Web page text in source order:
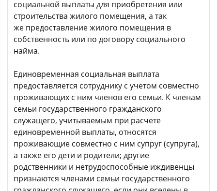
социальной выплаты для приобретения или
строительства жилого помещения, а так
же предоставление жилого помещения в
собственность или по договору социального
найма.
Единовременная социальная выплата
предоставляется сотруднику с учетом совместно
проживающих с ним членов его семьи. К членам
семьи государственного гражданского
служащего, учитываемым при расчете
единовременной выплаты, относятся
проживающие совместно с ним супруг (супруга),
а также его дети и родители; другие
родственники и нетрудоспособные иждивенцы
признаются членами семьи государственного